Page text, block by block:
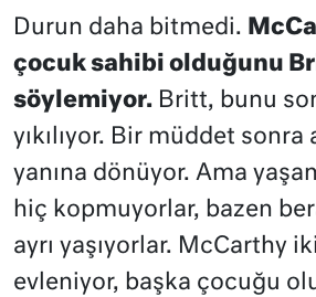
Durun daha bitmedi.
çocuk sahibi olduğunu
söylemiyor. Britt, bunu
yıkılıyor. Bir müddet sonra
yanına dönüyor. Ama
hiç kopmuyorlar, bazen
ayrı yaşıyorlar. McCarthy
evleniyor, başka çocuğu